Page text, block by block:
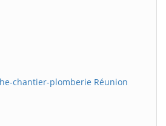
chantier-plomberie Réunion